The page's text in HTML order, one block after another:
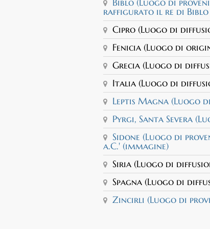
raffigurato il re di Biblo
Cipro (Luogo di
Fenicia (Luogo di
Grecia (Luogo di
Italia (Luogo di
Leptis Magna (Luogo
Pyrgi, Santa Severa
Sidone (Luogo di
a.C.' (immagine)
Siria (Luogo di
Spagna (Luogo di
Zincirli (Luogo di